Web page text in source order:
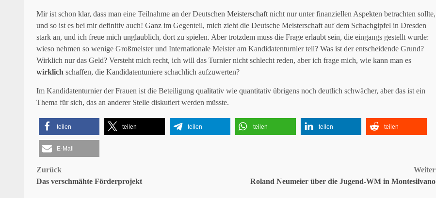
Mir ist schon klar, dass man eine Teilnahme an der Deutschen Meisterschaft nicht nur unter finanziellen Aspekten betrachten sollte,
und so ist es bei mir definitiv auch! Ganz im Gegenteil, mich zieht die Deutsche Meisterschaft auf dem Schachgipfel in Dresden
stark an, und ich freue mich unglaublich, dort zu spielen. Aber trotzdem muss die Frage erlaubt sein, die eingangs gestellt wurde:
wieso nehmen so wenige Großmeister und Internationale Meister am Kandidatenturnier teil? Was ist der entscheidende Grund?
Wirklich nur das Geld? Versteht mich recht, ich will das Turnier nicht schlecht reden, aber ich frage mich, wie kann man es
wirklich schaffen, die Kandidatentuniere schachlich aufzuwerten?
Im Kandidatenturnier der Frauen ist die Beteiligung qualitativ wie quantitativ übrigens noch deutlich schwächer, aber das ist ein
Thema für sich, das an anderer Stelle diskutiert werden müsste.
teilen teilen teilen teilen teilen teilen
E-Mail
Beitragsnavigation
Zurück
Das verschmähte Förderprojekt
Weiter
Roland Neumeier über die Jugend-WM in Montesilvano